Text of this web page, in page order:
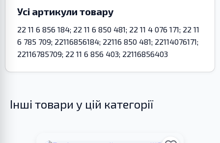
Усі артикули товару
22 11 6 856 184; 22 11 6 850 481; 22 11 4 076 171; 22 11
6 785 709; 22116856184; 22116 850 481; 22114076171;
22116785709; 22 11 6 856 403; 22116856403
Інші товари у цій категорії